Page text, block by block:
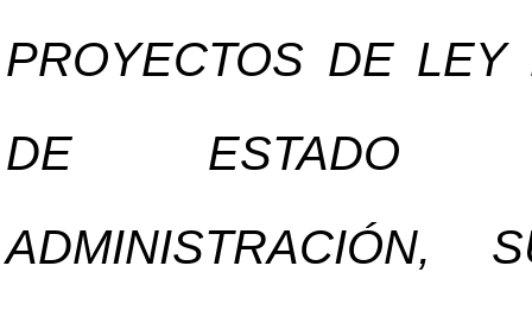
PROYECTOS DE LEY
DE ESTADO